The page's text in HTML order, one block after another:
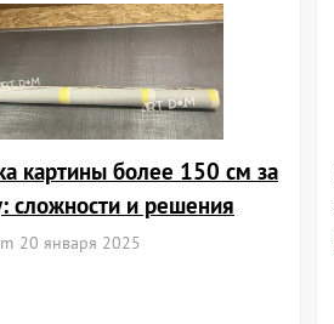
картины более 150 см за
сложности и решения
20 января 2025